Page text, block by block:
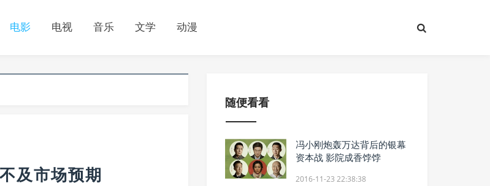
电影 电视 音乐 文学 动漫
及市场预期
随便看看
冯小刚炮轰万达背后的银幕
资本战 影院成香饽饽
2016-11-23 22:38:38